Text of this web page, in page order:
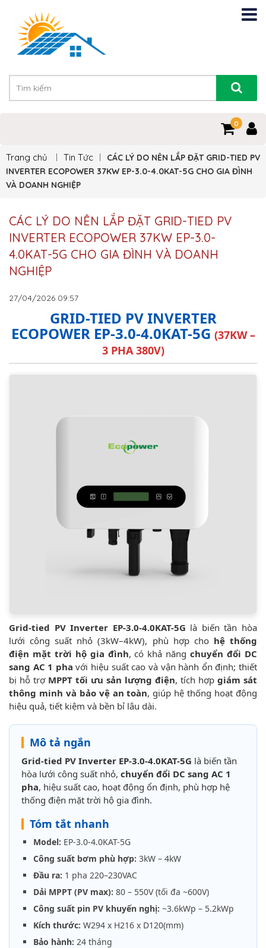
0
Trang chủ Tin Tức
CÁC LÝ DO NÊN LẮP ĐẶT GRID-TIED PV
INVERTER ECOPOWER 37KW EP-3.0-4.0KAT-5G CHO GIA ĐÌNH
VÀ DOANH NGHIỆP
CÁC LÝ DO NÊN LẮP ĐẶT GRID-TIED PV
INVERTER ECOPOWER 37KW EP-3.0-
4.0KAT-5G CHO GIA ĐÌNH VÀ DOANH
NGHIỆP
27/04/2026 09:57
GRID-TIED PV INVERTER
ECOPOWER EP-3.0-4.0KAT-5G (37KW –
3 PHA 380V)
Grid-tied PV Inverter EP-3.0-4.0KAT-5G là biến tần hòa
lưới công suất nhỏ (3kW–4kW), phù hợp cho hệ thống
điện mặt trời hộ gia đình, có khả năngchuyển đổi DC
sang AC 1 pha với hiệu suất cao và vận hành ổn định; thiết
bị hỗ trợ MPPT tối ưu sản lượng điện, tích hợp giám sát
thông minh và bảo vệ an toàn, giúp hệ thống hoạt động
hiệu quả, tiết kiệm và bền bỉ lâu dài.
Mô tả ngắn
Grid-tied PV Inverter EP-3.0-4.0KAT-5G là biến tần
hòa lưới công suất nhỏ, chuyển đổi DC sang AC 1
pha, hiệu suất cao, hoạt động ổn định, phù hợp hệ
thống điện mặt trời hộ gia đình.
Tóm tắt nhanh
Model: EP-3.0-4.0KAT-5G
Công suất bơm phù hợp: 3kW – 4kW
Đầu ra: 1 pha 220–230VAC
Dải MPPT (PV max): 80 – 550V (tối đa ~600V)
Công suất pin PV khuyến nghị: ~3.6kWp – 5.2kWp
Kích thước: W294 x H216 x D120(mm)
Bảo hành: 24 tháng